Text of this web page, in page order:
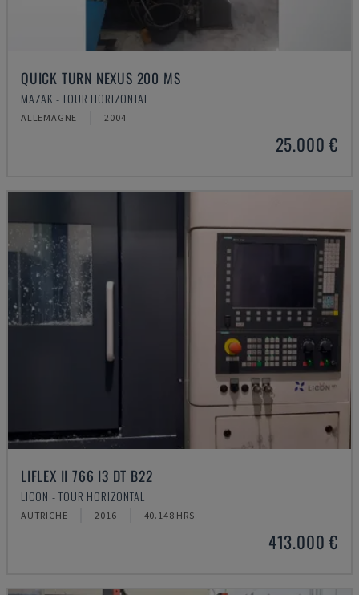
QUICK TURN NEXUS 200 MS
MAZAK - TOUR HORIZONTAL
ALLEMAGNE 2004
25.000 €
LIFLEX II 766 I3 DT B22
LICON - TOUR HORIZONTAL
AUTRICHE 2016 40.148 HRS
413.000 €